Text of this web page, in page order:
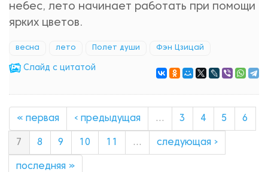
небес, лето начинает работать при помощи
ярких цветов.
весна лето Полет души Фэн Цзицай
Cлайд с цитатой
« первая ‹ предыдущая … 3 4 5 6
7 8 9 10 … следующая ›
последняя »